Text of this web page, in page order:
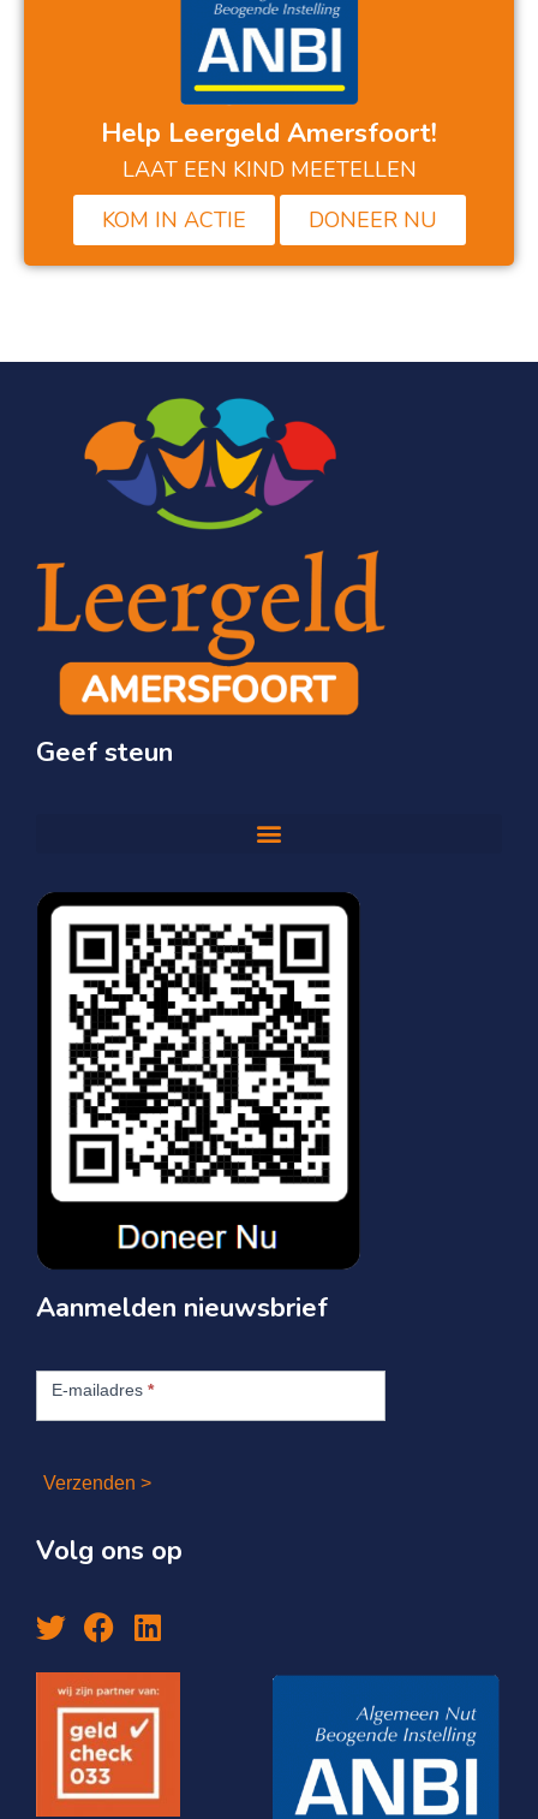
Help Leergeld Amersfoort!
LAAT EEN KIND MEETELLEN
KOM IN ACTIE
DONEER NU
Geef steun
Aanmelden nieuwsbrief
nieuwsbrief
E-mailadres *
Verzenden >
Volg ons op